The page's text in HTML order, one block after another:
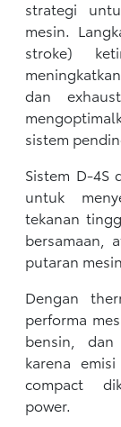
strategi
mesin.
stroke)
dan
sistem
Sistem D-4S
untuk
tekanan
bersamaan,
putaran
Dengan
performa
bensin,
karena
compact
power.